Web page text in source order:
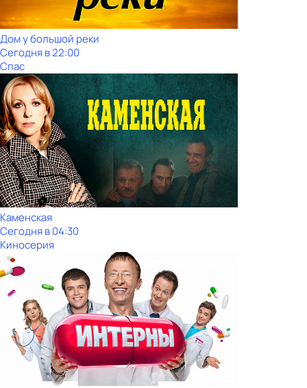
Дом у большой реки
Сегодня в 22:00
Спас
Каменская
Сегодня в 04:30
Киносерия